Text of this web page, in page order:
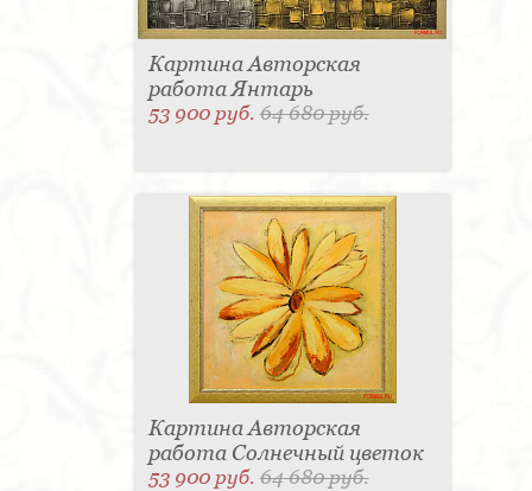
Картина Авторская
работа Янтарь
53 900 руб.64 680 руб.
Картина Авторская
работа Солнечный цветок
53 900 руб.64 680 руб.